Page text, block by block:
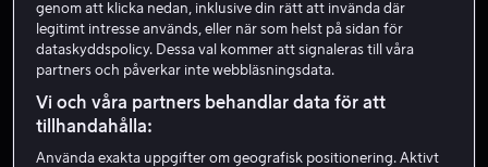
Oskuldens tid
HD
genom att klicka nedan, inklusive din rätt att invända där
legitimt intresse används, eller när som helst på sidan för
dataskyddspolicy. Dessa val kommer att signaleras till våra
partners och påverkar inte webbläsningsdata.
Vi och våra partners behandlar data för att
tillhandahålla:
Använda exakta uppgifter om geografisk positionering. Aktivt